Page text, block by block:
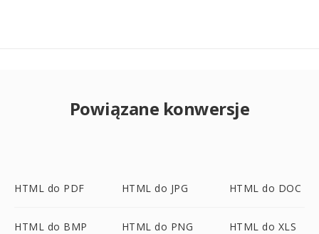
Powiązane konwersje
HTML do PDF HTML do JPG HTML do DOC
HTML do BMP HTML do PNG HTML do XLS